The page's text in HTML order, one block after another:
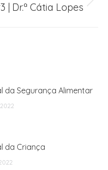
| Dr.ª Cátia Lopes
da Segurança Alimentar
da Criança